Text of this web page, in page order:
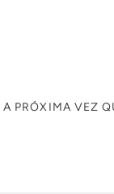
PRÓXIMA VEZ